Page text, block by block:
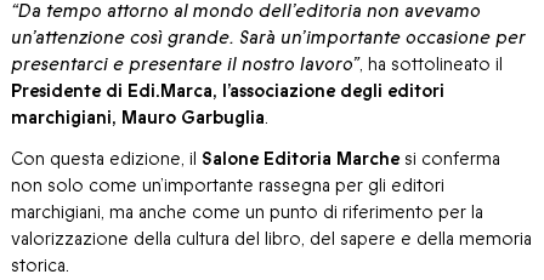
“Da tempo attorno al mondo dell’editoria non avevamo
un’attenzione così grande. Sarà un’importante occasione per
presentarci e presentare il nostro lavoro”, ha sottolineato il
Presidente di Edi.Marca, l’associazione degli editori
marchigiani, Mauro Garbuglia.
Con questa edizione, il Salone Editoria Marchesi conferma
non solo come un’importante rassegna per gli editori
marchigiani, ma anche come un punto di riferimento per la
valorizzazione della cultura del libro, del sapere e della memoria
storica.